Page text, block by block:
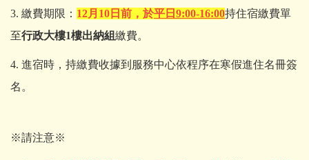
3. 繳費期限： 12月10日前，於平日9:00-16:00持住宿繳費單
至行政大樓1樓出納組繳費。
4. 進宿時，持繳費收據到服務中心依程序在寒假進住名冊簽
名。
※請注意※